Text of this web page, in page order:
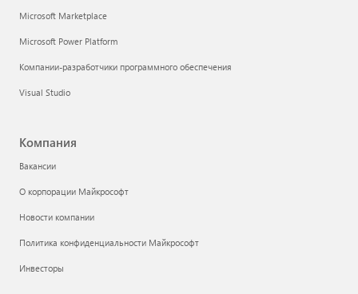
Microsoft Marketplace
Microsoft Power Platform
Компании-разработчики программного обеспечения
Visual Studio
Компания
Вакансии
О корпорации Майкрософт
Новости компании
Политика конфиденциальности Майкрософт
Инвесторы